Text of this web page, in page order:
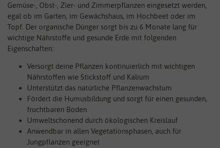
Gemüse-, Obst-, Zier- und Zimmerpflanzen eingesetzt werden,
egal ob im Garten, im Gewächshaus, im Hochbeet oder im
Topf. Der organische Dünger sorgt bis zu 6 Monate lang für
wichtige Nährstoffe und gesunde Erde mit folgenden
Eigenschaften:
Versorgt deine Pflanzen kontinuierlich mit wichtigen
Nährstoffen wie Stickstoff und Kalium
Unterstützt das natürliche Pflanzenwachstum
Fördert die Humusbildung und sorgt für einen gesunden,
fruchtbaren Boden
Umweltschonend durch ökologischen Kreislauf
Anwendbar in allen Vegetationsphasen, auch für
Jungpflanzen geeignet